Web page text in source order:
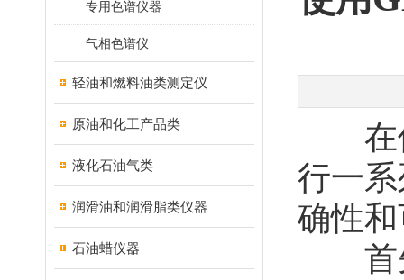
专用色谱仪器
气相色谱仪
轻油和燃料油类测定仪
原油和化工产品类
液化石油气类
润滑油和润滑脂类仪器
石油蜡仪器
在使
行一
确性
首先